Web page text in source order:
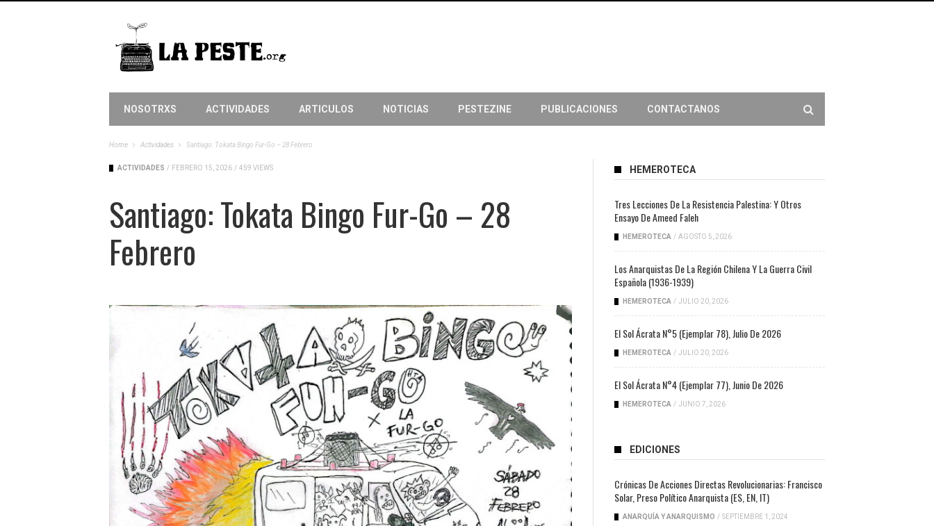
NOSOTRXS ACTIVIDADES ARTICULOS NOTICIAS PESTEZINE PUBLICACIONES CONTACTANOS
Home Actividades Santiago: Tokata Bingo Fur-Go – 28 Febrero
ACTIVIDADES / FEBRERO 15, 2026 / 459 VIEWS
Santiago: Tokata Bingo Fur-Go – 28
Febrero
HEMEROTECA
Tres Lecciones De La Resistencia Palestina: Y Otros
Ensayo De Ameed Faleh
HEMEROTECA / AGOSTO 5, 2026
Los Anarquistas De La Región Chilena Y La Guerra Civil
Española (1936-1939)
HEMEROTECA / JULIO 20, 2026
El Sol Ácrata N°5 (ejemplar 78), Julio De 2026
HEMEROTECA / JULIO 20, 2026
El Sol Ácrata N°4 (ejemplar 77), Junio De 2026
HEMEROTECA / JUNIO 7, 2026
EDICIONES
Crónicas De Acciones Directas Revolucionarias: Francisco
Solar, Preso Político Anarquista (ES, EN, IT)
ANARQUÍA Y ANARQUISMO / SEPTIEMBRE 1, 2024